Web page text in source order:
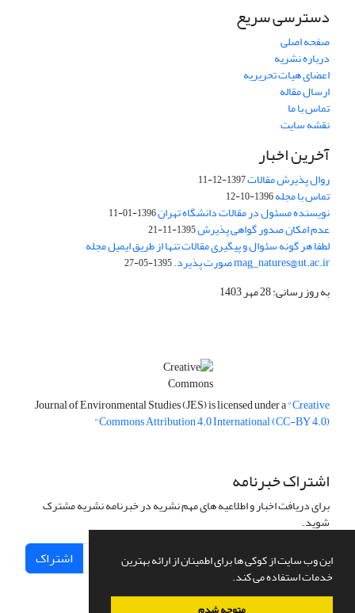
این وب سایت از کوکی ها برای اطمینان از ارائه بهترین
خدمات استفاده می کند.
دسترسی سریع
صفحه اصلی
درباره نشریه
اعضای هیات تحریریه
ارسال مقاله
تماس با ما
نقشه سایت
آخرین اخبار
روال پذیرش مقالات1397-12-11
تماس با مجله1396-10-12
نویسنده مسئول در مقالات دانشگاه تهران1396-01-11
عدم امکان صدور گواهی پذیرش1395-11-21
لطفا هر گونه سئوال و پیگیری مقالات تنها از طریق ایمیل مجله
mag_natures@ut.ac.ir صورت پذیرد. 1395-05-27
به روز رسانی: 28 مهر 1403
Journal of Environmental Studies (JES) is licensed under a"Creative
Commons Attribution 4.0 International (CC-BY 4.0)"
اشتراک خبرنامه
برای دریافت اخبار و اطلاعیه های مهم نشریه در خبرنامه نشریه مشترک
شوید.
اشتراک